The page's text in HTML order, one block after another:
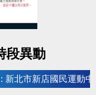
段異動
新北市新店國民運動中